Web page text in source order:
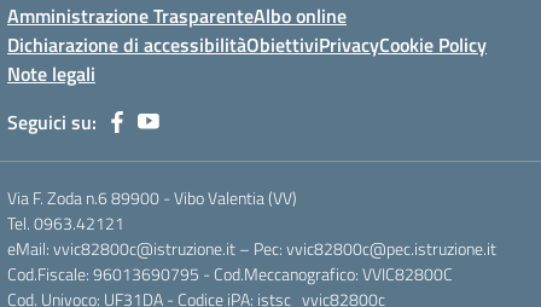
Amministrazione TrasparenteAlbo online
Dichiarazione di accessibilitàObiettiviPrivacyCookie Policy
Note legali
Seguici su:
Via F. Zoda n.6 89900 - Vibo Valentia (VV)
Tel. 0963.42121
eMail: vvic82800c@istruzione.it – Pec: vvic82800c@pec.istruzione.it
Cod.Fiscale: 96013690795 - Cod.Meccanografico: VVIC82800C
Cod. Univoco: UF31DA - Codice iPA: istsc_vvic82800c